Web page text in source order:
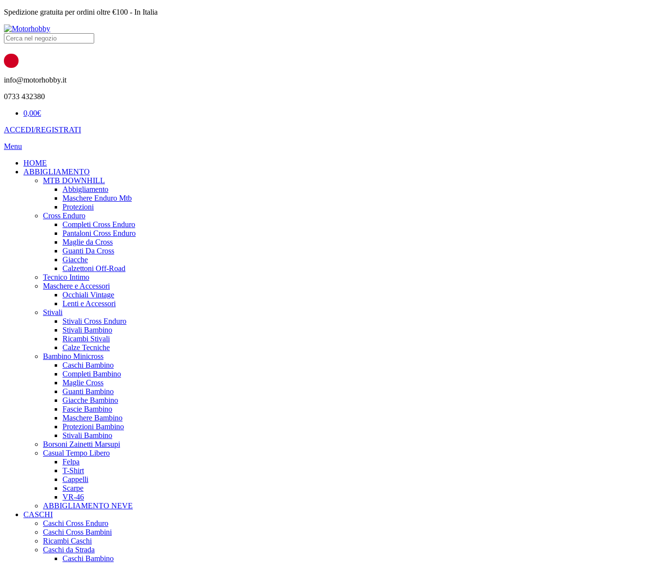
Spedizione gratuita per ordini oltre €100 - In Italia
Products
search
info@motorhobby.it
0733 432380
0,00€
ACCEDI/REGISTRATI
Menu
HOME
ABBIGLIAMENTO
MTB DOWNHILL
Abbigliamento
Maschere Enduro Mtb
Protezioni
Cross Enduro
Completi Cross Enduro
Pantaloni Cross Enduro
Maglie da Cross
Guanti Da Cross
Giacche
Calzettoni Off-Road
Tecnico Intimo
Maschere e Accessori
Occhiali Vintage
Lenti e Accessori
Stivali
Stivali Cross Enduro
Stivali Bambino
Ricambi Stivali
Calze Tecniche
Bambino Minicross
Caschi Bambino
Completi Bambino
Maglie Cross
Guanti Bambino
Giacche Bambino
Fascie Bambino
Maschere Bambino
Protezioni Bambino
Stivali Bambino
Borsoni Zainetti Marsupi
Casual Tempo Libero
Felpa
T-Shirt
Cappelli
Scarpe
VR-46
ABBIGLIAMENTO NEVE
CASCHI
Caschi Cross Enduro
Caschi Cross Bambini
Ricambi Caschi
Caschi da Strada
Caschi Bambino